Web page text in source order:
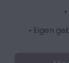
• Eigen